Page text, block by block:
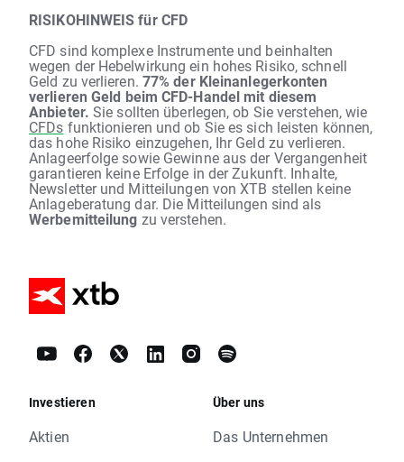
RISIKOHINWEIS für CFD
CFD sind komplexe Instrumente und beinhalten
wegen der Hebelwirkung ein hohes Risiko, schnell
Geld zu verlieren. 77% der Kleinanlegerkonten
verlieren Geld beim CFD-Handel mit diesem
Anbieter. Sie sollten überlegen, ob Sie verstehen, wie
CFDs funktionieren und ob Sie es sich leisten können,
das hohe Risiko einzugehen, Ihr Geld zu verlieren.
Anlageerfolge sowie Gewinne aus der Vergangenheit
garantieren keine Erfolge in der Zukunft. Inhalte,
Newsletter und Mitteilungen von XTB stellen keine
Anlageberatung dar. Die Mitteilungen sind als
Werbemitteilung zu verstehen.
Investieren
Aktien
Über uns
Das Unternehmen